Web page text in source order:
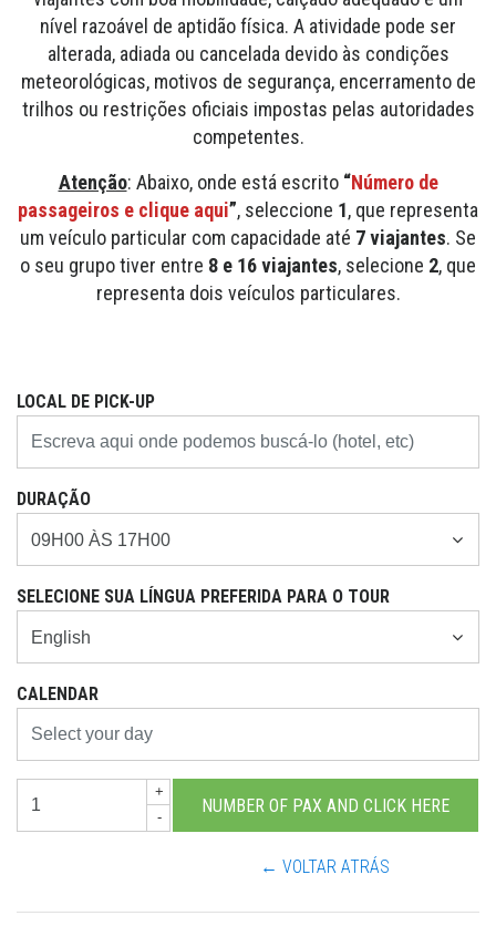
nível razoável de aptidão física. A atividade pode ser
alterada, adiada ou cancelada devido às condições
meteorológicas, motivos de segurança, encerramento de
trilhos ou restrições oficiais impostas pelas autoridades
competentes.
Atenção: Abaixo, onde está escrito “Número de
passageiros e clique aqui”, seleccione 1, que representa
um veículo particular com capacidade até 7 viajantes. Se
o seu grupo tiver entre 8 e 16 viajantes, selecione 2, que
representa dois veículos particulares.
LOCAL DE PICK-UP
DURAÇÃO
SELECIONE SUA LÍNGUA PREFERIDA PARA O TOUR
CALENDAR
+
-
← VOLTAR ATRÁS